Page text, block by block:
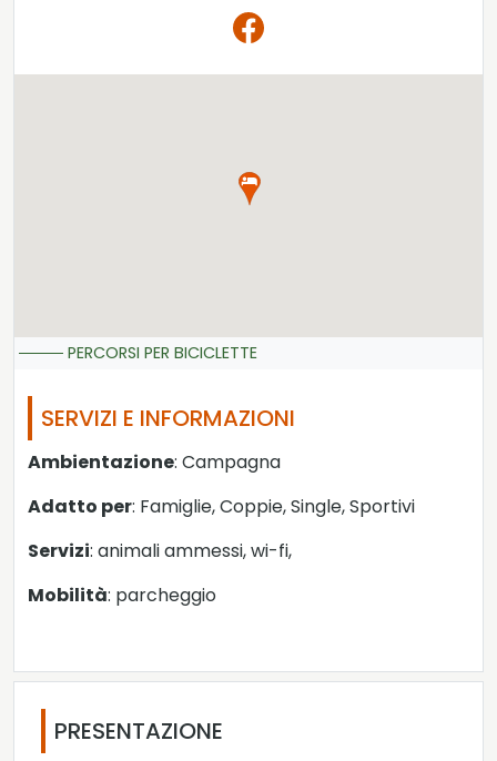
PERCORSI PER BICICLETTE
SERVIZI E INFORMAZIONI
Ambientazione: Campagna
Adatto per: Famiglie, Coppie, Single, Sportivi
Servizi: animali ammessi, wi-fi,
Mobilità: parcheggio
PRESENTAZIONE